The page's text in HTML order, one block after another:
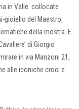
in Valle: collocate
gioiello del Maestro,
della mostra. E
di Giorgio
in via Manzoni 21,
alle iconiche croci e